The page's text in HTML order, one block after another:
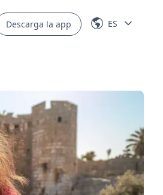
Descarga la app ES